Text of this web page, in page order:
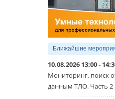
4
Ближайшие
10.08.2026 13:00 -
Мониторинг, поиск
данным ТЛО. Часть 2